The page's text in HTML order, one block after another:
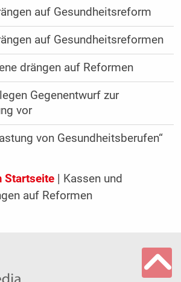
auf Gesundheitsreform
auf Gesundheitsreformen
drängen auf Reformen
Gegenentwurf zur
vor
von Gesundheitsberufen“
Startseite| Kassen und
auf Reformen